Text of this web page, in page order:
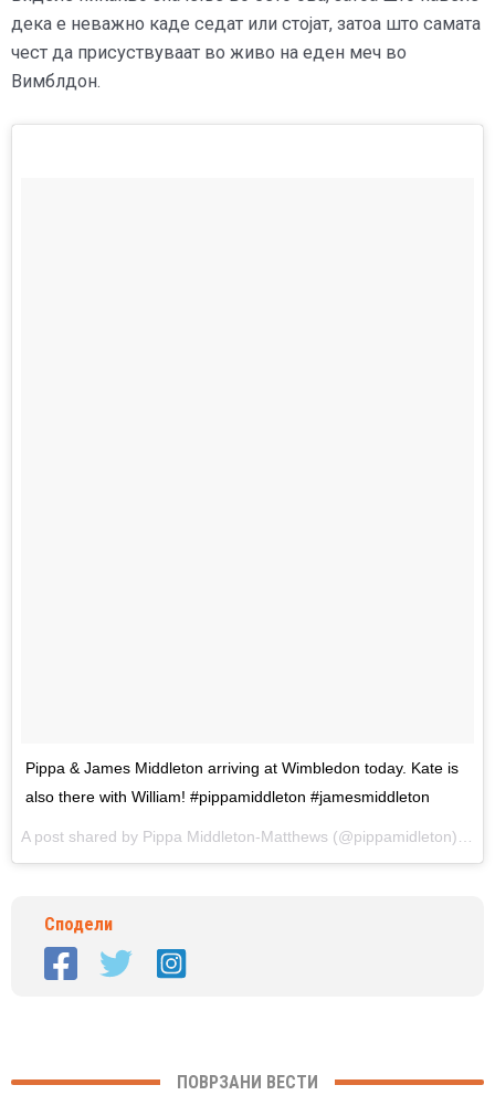
дека е неважно каде седат или стојат, затоа што самата
чест да присуствуваат во живо на еден меч во
Вимблдон.
Pippa & James Middleton arriving at Wimbledon today. Kate is
also there with William! #pippamiddleton #jamesmiddleton
A post shared by Pippa Middleton-Matthews (@pippamidleton) on
Сподели
ПОВРЗАНИ ВЕСТИ